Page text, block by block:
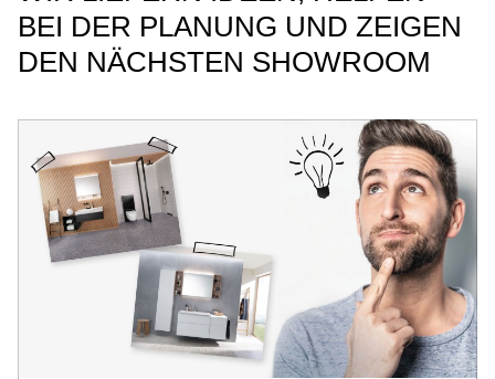
BEI DER PLANUNG UND ZEIGEN
DEN NÄCHSTEN SHOWROOM